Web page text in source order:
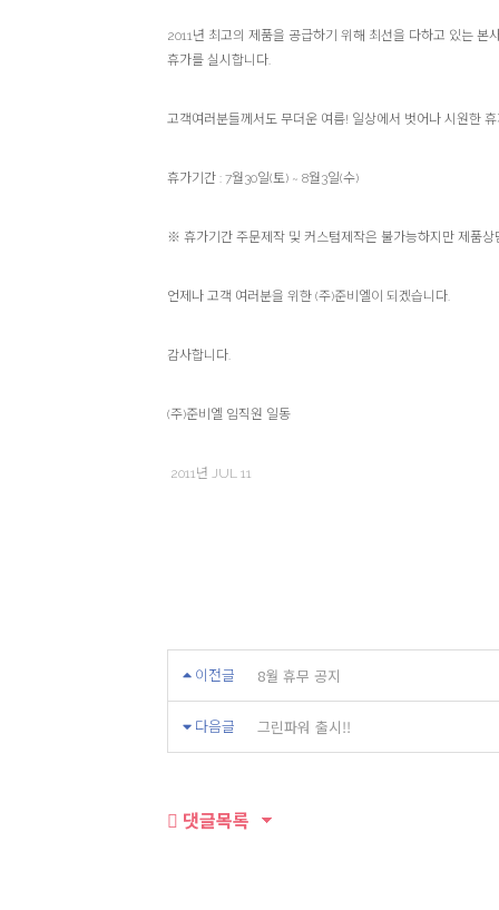
2011년 최고의 제품을 공급하기 위해 최선을 다하고 있는 본
휴가를 실시합니다.
고객여러분들께서도 무더운 여름! 일상에서 벗어나 시원한
휴가기간 : 7월30일(토) ~ 8월3일(수)
※ 휴가기간 주문제작 및 커스텀제작은 불가능하지만 제품상
언제나 고객 여러분을 위한 (주)준비엘이 되겠습니다.
감사합니다.
(주)준비엘 임직원 일동
2011년 JUL 11
이전글 8월 휴무 공지
다음글 그린파워 출시!!
댓글목록